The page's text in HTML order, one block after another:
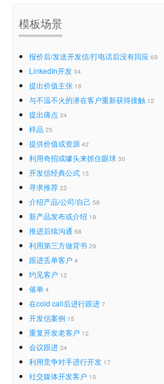
模板场景
报价后/发送开发信/打电话后没有回应 69
LinkedIn开发 34
提出价值主张 18
与不温不火的潜在客户重新获得接触 12
提出痛点 34
样品 25
提供价值或资源 42
利用奇招或噱头来抓住眼球 30
开发信经典公式 15
寻求推荐 22
介绍产品/公司/自己 58
新产品发布或介绍 19
推进后续沟通 68
利用第三方做背书 29
跟进丢单客户 4
约见客户 12
催单 4
在cold call后进行跟进 7
开发信案例 15
重复开发老客户 12
会议跟进 34
利用竞争对手进行开发 17
社交媒体开发客户 15